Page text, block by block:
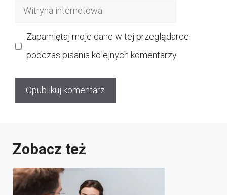
Witryna
Zapamiętaj moje dane w tej przeglądarce
podczas pisania kolejnych komentarzy.
Zobacz też